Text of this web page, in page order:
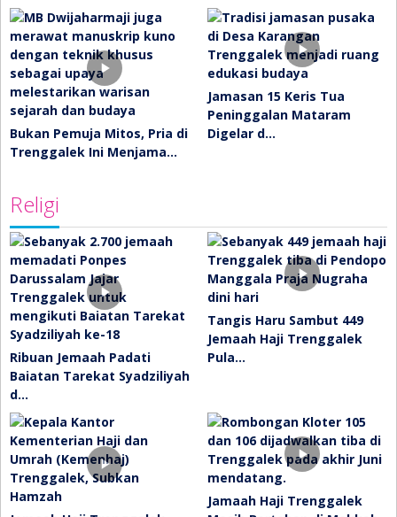
Bukan Pemuja Mitos, Pria di
Trenggalek Ini Menjama…
Jamasan 15 Keris Tua
Peninggalan Mataram
Digelar d…
Religi
Ribuan Jemaah Padati
Baiatan Tarekat Syadziliyah
d…
Tangis Haru Sambut 449
Jemaah Haji Trenggalek
Pula…
Jamaah Haji Trenggalek